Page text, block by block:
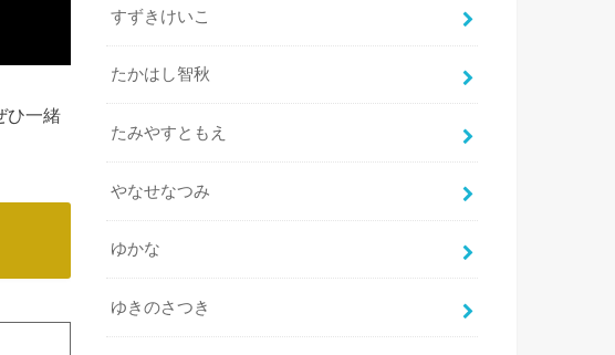
ひ一緒
すずきけいこ
たかはし智秋
たみやすともえ
やなせなつみ
ゆかな
ゆきのさつき